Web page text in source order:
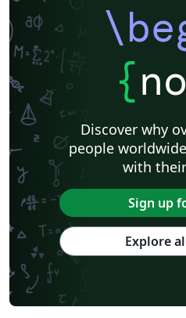
{
Discover why
people
with
Sign up
Explore